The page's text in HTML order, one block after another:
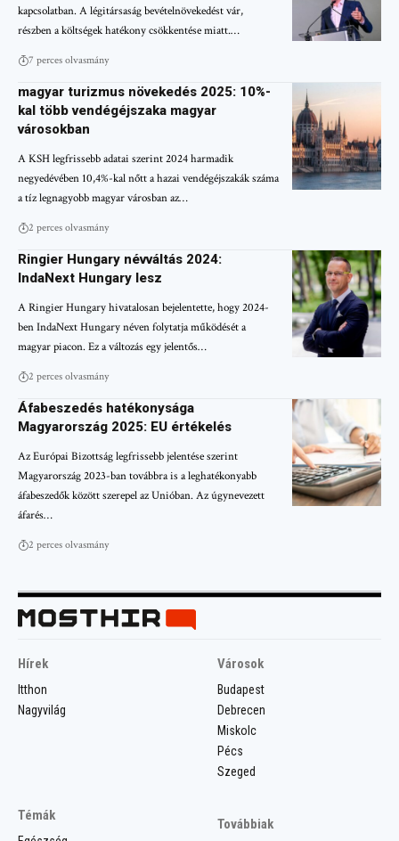
kapcsolatban. A légitársaság bevételnövekedést vár,
részben a költségek hatékony csökkentése miatt.…
7 perces olvasmány
magyar turizmus növekedés 2025: 10%-
kal több vendégéjszaka magyar
városokban
A KSH legfrissebb adatai szerint 2024 harmadik
negyedévében 10,4%-kal nőtt a hazai vendégéjszakák száma
a tíz legnagyobb magyar városban az…
2 perces olvasmány
Ringier Hungary névváltás 2024:
IndaNext Hungary lesz
A Ringier Hungary hivatalosan bejelentette, hogy 2024-
ben IndaNext Hungary néven folytatja működését a
magyar piacon. Ez a változás egy jelentős…
2 perces olvasmány
Áfabeszedés hatékonysága
Magyarország 2025: EU értékelés
Az Európai Bizottság legfrissebb jelentése szerint
Magyarország 2023-ban továbbra is a leghatékonyabb
áfabeszedők között szerepel az Unióban. Az úgynevezett
áfarés…
2 perces olvasmány
Hírek
Itthon
Nagyvilág
Városok
Budapest
Debrecen
Miskolc
Pécs
Szeged
Témák
Továbbiak